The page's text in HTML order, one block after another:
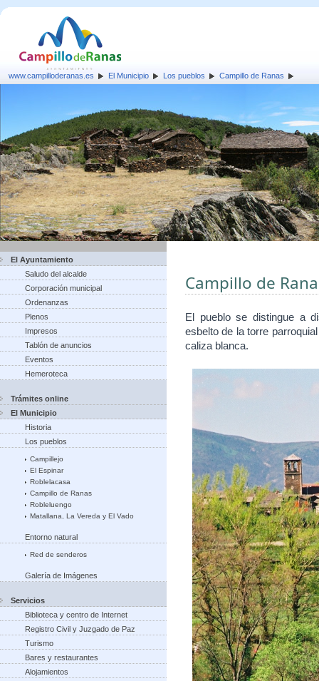
www.campilloderanas.es El Municipio Los pueblos Campillo de Ranas
El Ayuntamiento
Saludo del alcalde
Corporación municipal
Ordenanzas
Plenos
Impresos
Tablón de anuncios
Eventos
Hemeroteca
Trámites online
El Municipio
Historia
Los pueblos
Campillejo
El Espinar
Roblelacasa
Campillo de Ranas
Robleluengo
Matallana, La Vereda y El Vado
Entorno natural
Red de senderos
Galería de Imágenes
Servicios
Biblioteca y centro de Internet
Registro Civil y Juzgado de Paz
Turismo
Bares y restaurantes
Alojamientos
Campillo de
El pueblo se distingue a
esbelto de la torre
caliza blanca.